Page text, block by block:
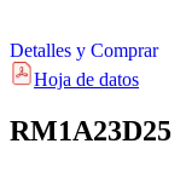
Detalles y Comprar
Hoja de datos
RM1A23D25